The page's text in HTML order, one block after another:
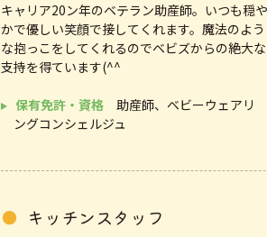
2024/4
開院１０周年
2025/4
弟院 助産院
2025/5
2026/3
キャリア20ン年のベテラン助産師。いつも穏や
かで優しい笑顔で接してくれます。魔法のよう
な抱っこをしてくれるのでベビズからの絶大な
支持を得ています(^^
保有免許・資格
助産師、ベビーウェアリ
ングコンシェルジュ
キッチンスタッフ